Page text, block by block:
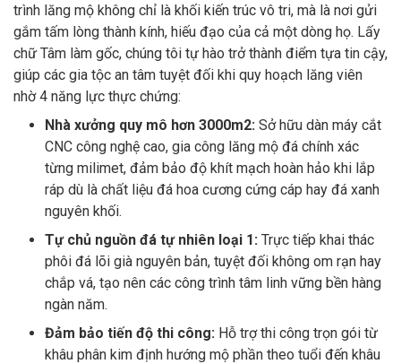
trình lăng mộ không chỉ là khối kiến trúc vô tri, mà là nơi gửi
gắm tấm lòng thành kính, hiếu đạo của cả một dòng họ. Lấy
chữ Tâm làm gốc, chúng tôi tự hào trở thành điểm tựa tin cậy,
giúp các gia tộc an tâm tuyệt đối khi quy hoạch lăng viên
nhờ 4 năng lực thực chứng:
Nhà xưởng quy mô hơn 3000m2: Sở hữu dàn máy cắt
CNC công nghệ cao, gia công lăng mộ đá chính xác
từng milimet, đảm bảo độ khít mạch hoàn hảo khi lắp
ráp dù là chất liệu đá hoa cương cứng cáp hay đá xanh
nguyên khối.
Tự chủ nguồn đá tự nhiên loại 1: Trực tiếp khai thác
phôi đá lõi già nguyên bản, tuyệt đối không om rạn hay
chắp vá, tạo nên các công trình tâm linh vững bền hàng
ngàn năm.
Đảm bảo tiến độ thi công: Hỗ trợ thi công trọn gói từ
khâu phân kim định hướng mộ phần theo tuổi đến khâu